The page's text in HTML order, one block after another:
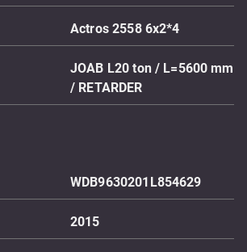
Actros 2558 6x2*4
JOAB L20 ton / L=5600 mm
/ RETARDER
WDB9630201L854629
2015